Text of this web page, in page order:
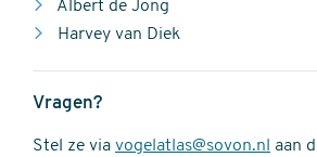
Albert de Jong
Harvey van Diek
Vragen?
Stel ze via vogelatlas@sovon.nl aan